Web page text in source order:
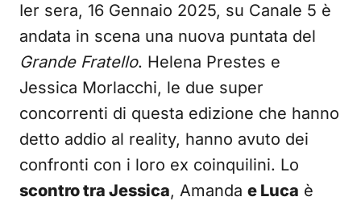
Ier sera, 16 Gennaio 2025, su Canale 5 è
andata in scena una nuova puntata del
Grande Fratello. Helena Prestes e
Jessica Morlacchi, le due super
concorrenti di questa edizione che hanno
detto addio al reality, hanno avuto dei
confronti con i loro ex coinquilini. Lo
scontro tra Jessica, Amanda e Luca è